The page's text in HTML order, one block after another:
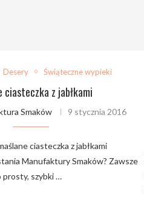
Desery Świąteczne wypieki
ciasteczka z jabłkami
Smaków 9 stycznia 2016
ciasteczka z jabłkami
Manufaktury Smaków? Zawsze
prosty, szybki …